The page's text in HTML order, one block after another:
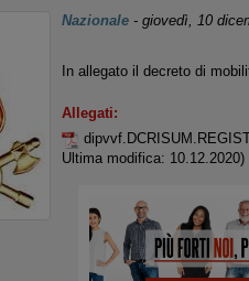
Nazionale- giovedì, 10
In allegato il decreto di
Allegati:
Ultima modifica: 10.12.2020)